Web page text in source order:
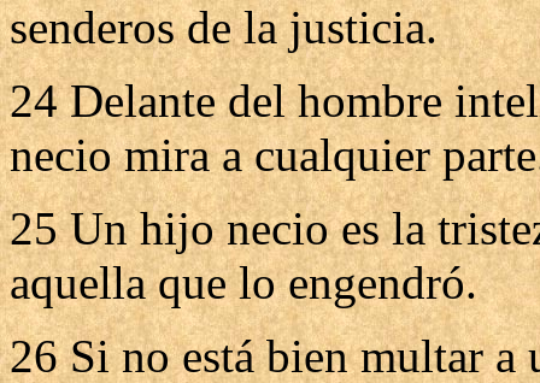
senderos de la justicia.
24 Delante del hombre
necio mira a cualquier
25 Un hijo necio es la
aquella que lo engendró.
26 Si no está bien multar a